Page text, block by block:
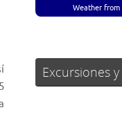
Weather
Excursiones